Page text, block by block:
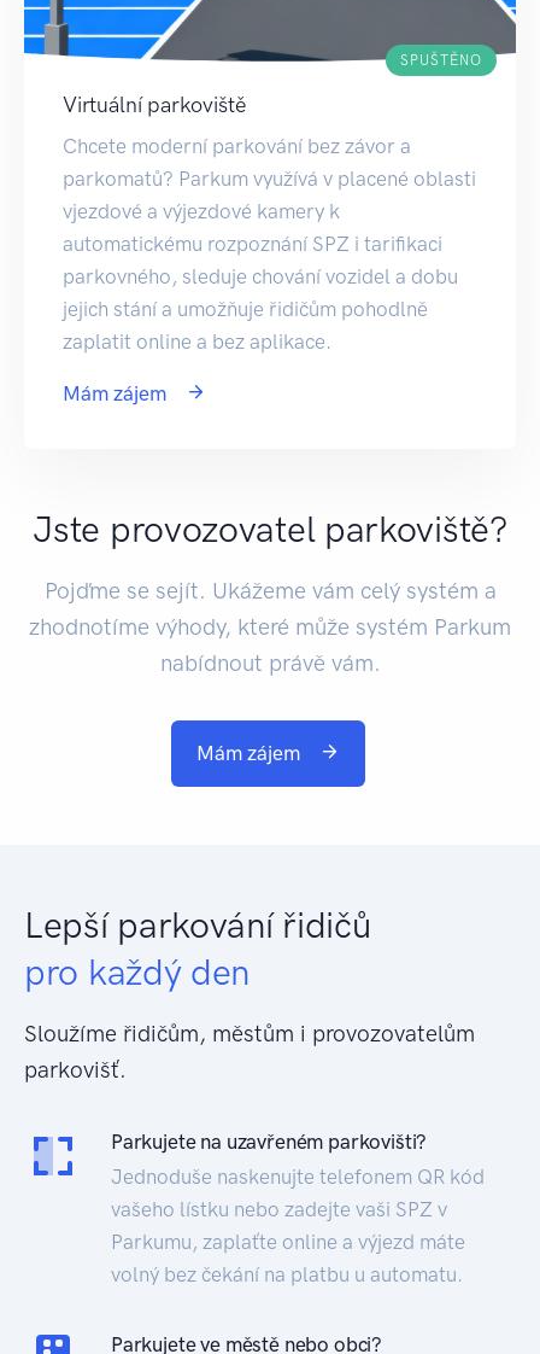
SPUŠTĚNO
Virtuální parkoviště
Chcete moderní parkování bez závor a
parkomatů? Parkum využívá v placené oblasti
vjezdové a výjezdové kamery k
automatickému rozpoznání SPZ i tarifikaci
parkovného, sleduje chování vozidel a dobu
jejich stání a umožňuje řidičům pohodlně
zaplatit online a bez aplikace.
Mám zájem
Jste provozovatel parkoviště?
Pojďme se sejít. Ukážeme vám celý systém a
zhodnotíme výhody, které může systém Parkum
nabídnout právě vám.
Mám zájem
Lepší parkování řidičů
pro každý den
Sloužíme řidičům, městům i provozovatelům
parkovišť.
Parkujete na uzavřeném parkovišti?
Jednoduše naskenujte telefonem QR kód
vašeho lístku nebo zadejte vaši SPZ v
Parkumu, zaplaťte online a výjezd máte
volný bez čekání na platbu u automatu.
Parkujete ve městě nebo obci?